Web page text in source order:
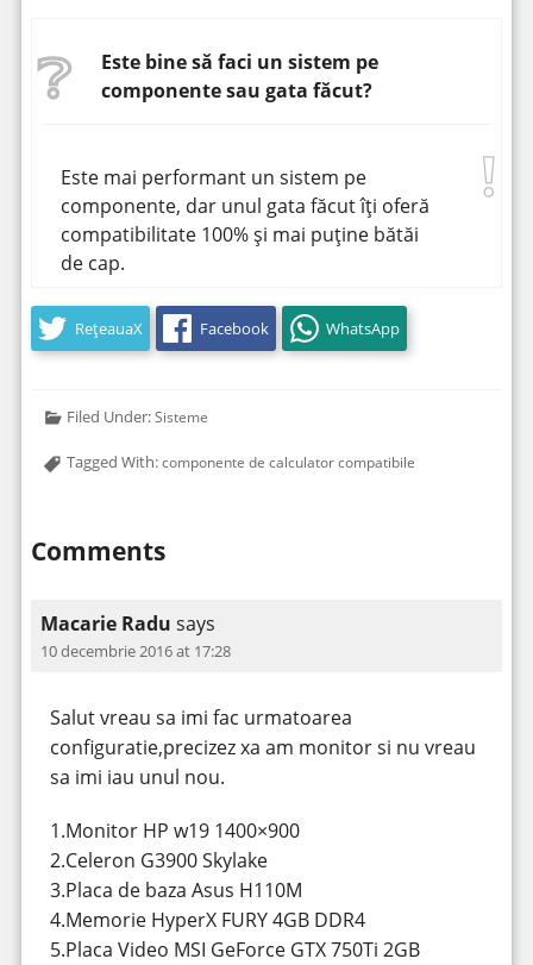
Este bine să faci un sistem pe
componente sau gata făcut?
Este mai performant un sistem pe
componente, dar unul gata făcut îți oferă
compatibilitate 100% și mai puține bătăi
de cap.
RețeauaX Facebook WhatsApp
Filed Under:Sisteme
Tagged With:componente de calculator compatibile
Comments
Macarie Radu says
10 decembrie 2016 at 17:28
Salut vreau sa imi fac urmatoarea
configuratie,precizez xa am monitor si nu vreau
sa imi iau unul nou.
1.Monitor HP w19 1400×900
2.Celeron G3900 Skylake
3.Placa de baza Asus H110M
4.Memorie HyperX FURY 4GB DDR4
5.Placa Video MSI GeForce GTX 750Ti 2GB